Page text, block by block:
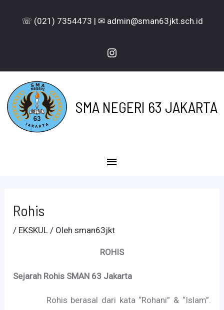
☏ (021) 7354473 | ✉ admin@sman63jkt.sch.id
Instagram
SMA NEGERI 63 JAKARTA
Menu
Rohis
/ EKSKUL / Olehsman63jkt
ROHIS
Sejarah Rohis SMAN 63 Jakarta
Rohis berasal dari kata “Rohani” & “Islam”.